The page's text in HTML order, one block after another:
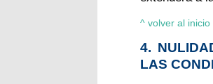
^ volver al inicio
4.
LAS